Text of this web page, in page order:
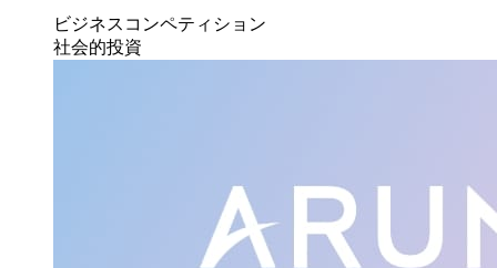
ビジネスコンペティション
社会的投資